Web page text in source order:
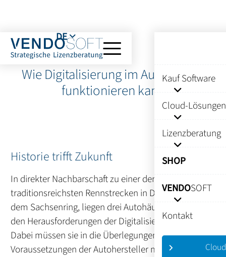
Kauf Software
Cloud-Lösungen
Lizenzberatung
SHOP
VENDOSOFT
Kontakt
DE
Wie Digitalisierung im Autohandel
funktionieren kann
Historie trifft Zukunft
In direkter Nachbarschaft zu einer der
traditionsreichsten Rennstrecken in Deutschland,
dem Sachsenring, liegen drei Autohäuser, die sich
den Herausforderungen der Digitalisierung stellen.
Dabei müssen sie in die Überlegungen auch die
Voraussetzungen der Autohersteller mit einbeziehen.